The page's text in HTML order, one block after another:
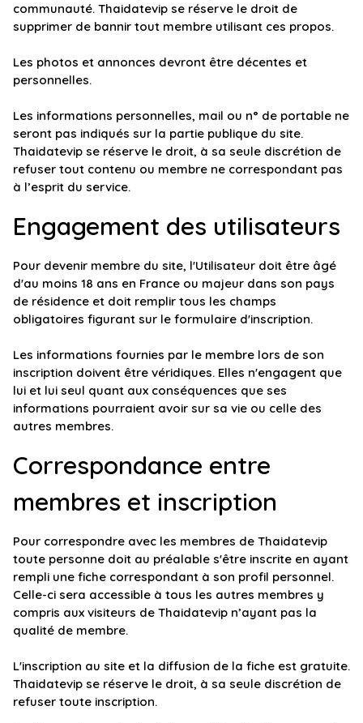
communauté. Thaidatevip se réserve le droit de
supprimer de bannir tout membre utilisant ces propos.
Les photos et annonces devront être décentes et
personnelles.
Les informations personnelles, mail ou n° de portable ne
seront pas indiqués sur la partie publique du site.
Thaidatevip se réserve le droit, à sa seule discrétion de
refuser tout contenu ou membre ne correspondant pas
à l’esprit du service.
Engagement des utilisateurs
Pour devenir membre du site, l'Utilisateur doit être âgé
d'au moins 18 ans en France ou majeur dans son pays
de résidence et doit remplir tous les champs
obligatoires figurant sur le formulaire d'inscription.
Les informations fournies par le membre lors de son
inscription doivent être véridiques. Elles n'engagent que
lui et lui seul quant aux conséquences que ses
informations pourraient avoir sur sa vie ou celle des
autres membres.
Correspondance entre
membres et inscription
Pour correspondre avec les membres de Thaidatevip
toute personne doit au préalable s'être inscrite en ayant
rempli une fiche correspondant à son profil personnel.
Celle-ci sera accessible à tous les autres membres y
compris aux visiteurs de Thaidatevip n’ayant pas la
qualité de membre.
L'inscription au site et la diffusion de la fiche est gratuite.
Thaidatevip se réserve le droit, à sa seule discrétion de
refuser toute inscription.